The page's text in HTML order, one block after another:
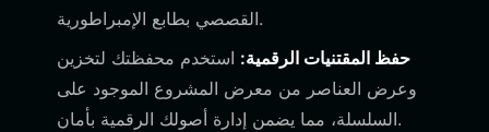
القصصي بطابع الإمبراطورية.
حفظ المقتنيات الرقمية: استخدم محفظتك لتخزين
وعرض العناصر من معرض المشروع الموجود على
السلسلة، مما يضمن إدارة أصولك الرقمية بأمان.